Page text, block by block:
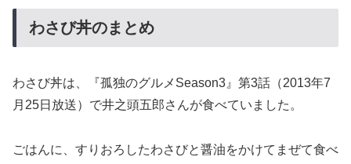
わさび丼のまとめ
わさび丼は、『孤独のグルメSeason3』第3話（2013年7
月25日放送）で井之頭五郎さんが食べていました。
ごはんに、すりおろしたわさびと醤油をかけてまぜて食べ